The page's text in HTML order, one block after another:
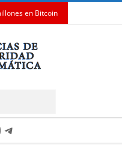
en Bitcoin
Telegram